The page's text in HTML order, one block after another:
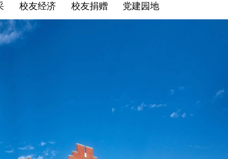
校友经济 校友捐赠 党建园地